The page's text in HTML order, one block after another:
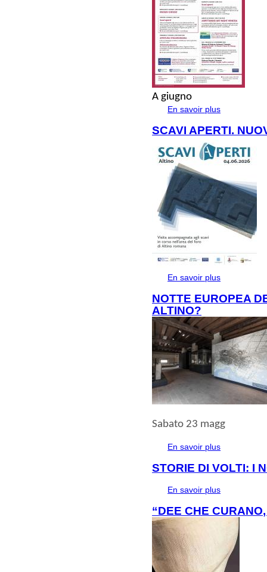
Agiugno
En savoir plus
SCAVI APERTI.
En savoir plus
NOTTE EUROPEA
ALTINO?
Sabato 23 magg
En savoir plus
STORIE DI VOLTI: I
En savoir plus
“DEE CHE